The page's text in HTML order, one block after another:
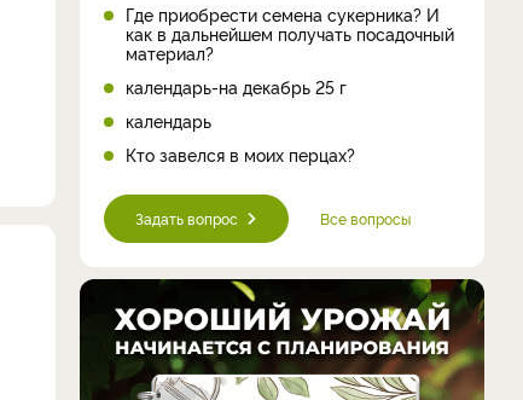
Где приобрести семена сукерника? И
как в дальнейшем получать посадочный
материал?
календарь-на декабрь 25 г
календарь
Кто завелся в моих перцах?
Задать вопрос Все вопросы